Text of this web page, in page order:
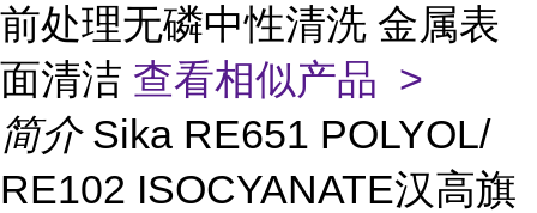
前处理无磷中性清洗 金属表
面清洁 查看相似产品 >
简介 Sika RE651 POLYOL/
RE102 ISOCYANATE汉高旗